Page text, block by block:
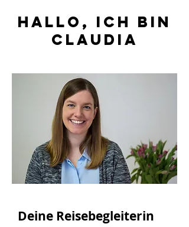
Hallo, ich Bin
Claudia
Deine Reisebegleiterin